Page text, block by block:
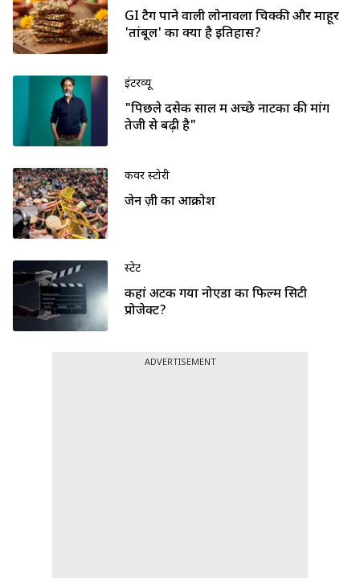
GI टैग पाने वाली लोनावला चिक्की और माहूर
'तांबूल' का क्या है इतिहास?
इंटरव्यू
"पिछले दसेक साल में अच्छे नाटकों की मांग
तेजी से बढ़ी है"
कवर स्टोरी
जेन ज़ी का आक्रोश
स्टेट
कहां अटक गया नोएडा का फिल्म सिटी
प्रोजेक्ट?
ADVERTISEMENT